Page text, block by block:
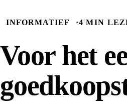
INFORMATIEF ·4 MIN
Voor het